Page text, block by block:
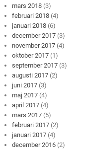
mars 2018 (3)
februari 2018 (4)
januari 2018 (6)
december 2017 (3)
november 2017 (4)
oktober 2017 (1)
september 2017 (3)
augusti 2017 (2)
juni 2017 (3)
maj 2017 (4)
april 2017 (4)
mars 2017 (5)
februari 2017 (2)
januari 2017 (4)
december 2016 (2)